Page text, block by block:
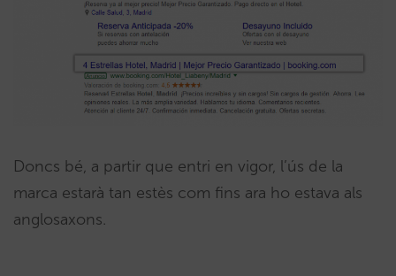
Doncs bé, a partir que entri en vigor, l’ús de la
marca estarà tan estès com fins ara ho estava als
anglosaxons.